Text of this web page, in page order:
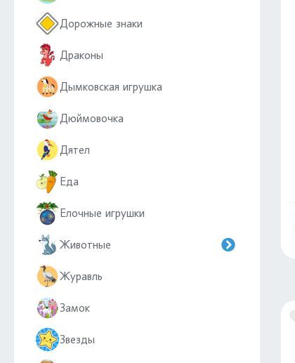
Дорожные знаки
Драконы
Дымковская игрушка
Дюймовочка
Дятел
Еда
Елочные игрушки
Животные
Журавль
Замок
Звезды